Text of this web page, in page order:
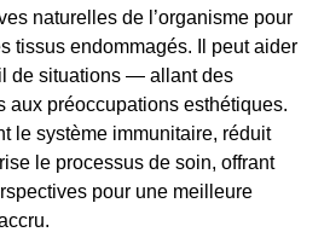
naturelles de l’organisme pour
tissus endommagés. Il peut aider
de situations — allant des
aux préoccupations esthétiques.
le système immunitaire, réduit
le processus de soin, offrant
pour une meilleure